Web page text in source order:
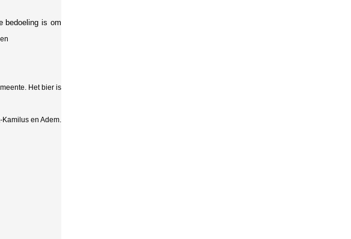
bedoeling is om
Het bier is
en Adem.